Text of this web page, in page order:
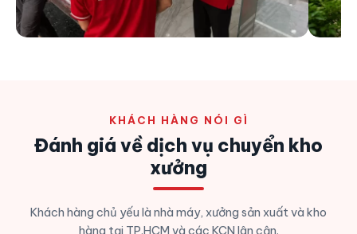
KHÁCH HÀNG NÓI GÌ
Đánh giá về dịch vụ chuyển kho
xưởng
Khách hàng chủ yếu là nhà máy, xưởng sản xuất và kho
hàng tại TP.HCM và các KCN lân cận.